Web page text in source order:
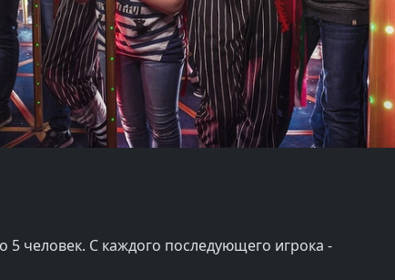
5 человек. С каждого последующего игрока -